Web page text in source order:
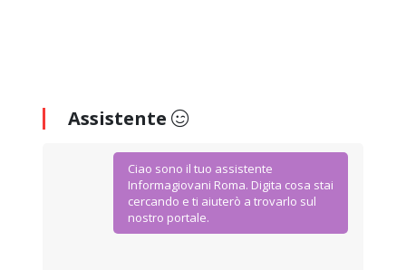
Assistente
Ciao sono il tuo assistente
Informagiovani Roma. Digita cosa stai
cercando e ti aiuterò a trovarlo sul
nostro portale.